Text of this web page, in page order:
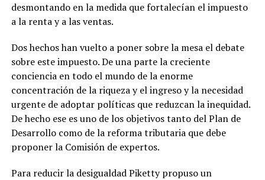
desmontando en la medida que fortalecían el impuesto
a la renta y a las ventas.
Dos hechos han vuelto a poner sobre la mesa el debate
sobre este impuesto. De una parte la creciente
conciencia en todo el mundo de la enorme
concentración de la riqueza y el ingreso y la necesidad
urgente de adoptar políticas que reduzcan la inequidad.
De hecho ese es uno de los objetivos tanto del Plan de
Desarrollo como de la reforma tributaria que debe
proponer la Comisión de expertos.
Para reducir la desigualdad Piketty propuso un